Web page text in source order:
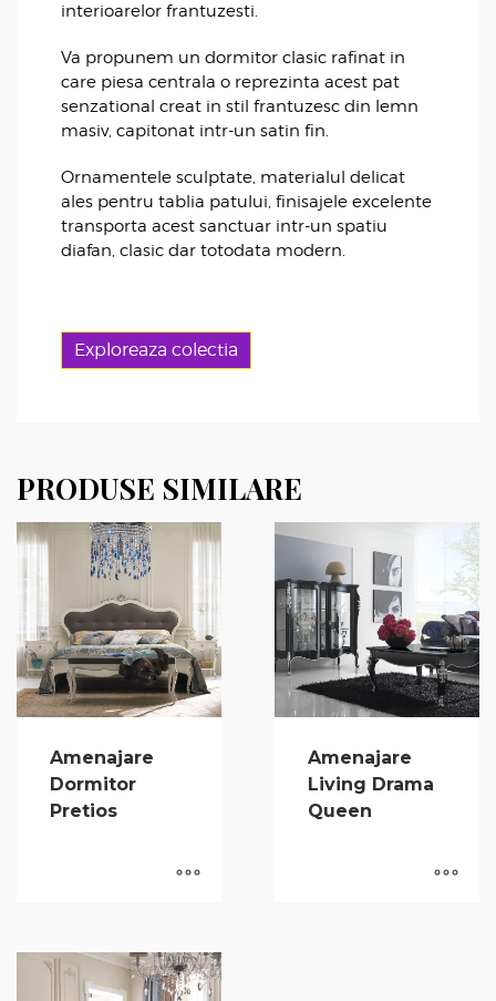
interioarelor frantuzesti.
Va propunem un dormitor clasic rafinat in
care piesa centrala o reprezinta acest pat
senzational creat in stil frantuzesc din lemn
masiv, capitonat intr-un satin fin.
Ornamentele sculptate, materialul delicat
ales pentru tablia patului, finisajele excelente
transporta acest sanctuar intr-un spatiu
diafan, clasic dar totodata modern.
Exploreaza colectia
PRODUSE SIMILARE
Amenajare
Dormitor
Pretios
Amenajare
Living Drama
Queen